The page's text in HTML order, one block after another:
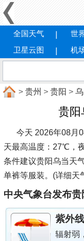
全国天气 世
卫星云图
机
> 贵州 > 贵阳 >
贵阳
今天 2026年08月
天最高温度：27℃，
条件建议贵阳乌当天
单裤等服装。(详细天
中央气象台发布贵
紫外
辐射弱